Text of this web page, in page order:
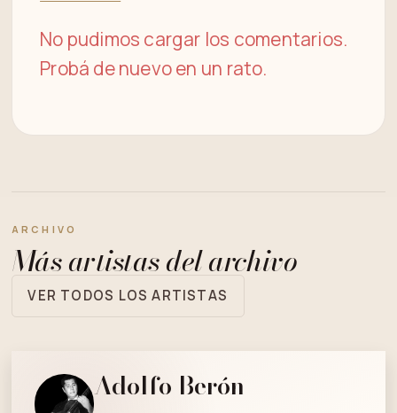
No pudimos cargar los comentarios.
Probá de nuevo en un rato.
ARCHIVO
Más artistas del archivo
VER TODOS LOS ARTISTAS
Adolfo Berón